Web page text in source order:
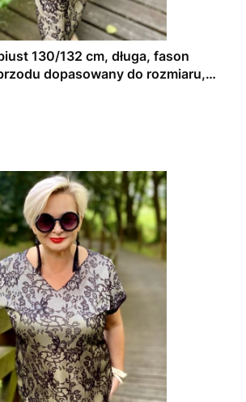
130/132 cm, długa, fason
dopasowany do rozmiaru,
NA KREMOWEJ SATYNIE